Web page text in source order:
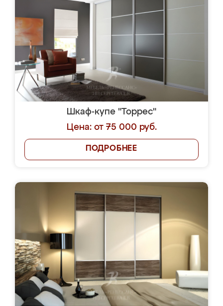
Шкаф-купе "Торрес"
Цена: от 75 000 руб.
ПОДРОБНЕЕ